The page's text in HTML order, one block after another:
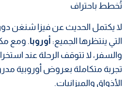
تُخطط باحتراف
لا يكتمل الحديث عن فيزا شنغن
التي ينتظرها الجميع: أوروبا. ومع
والسفر، لا تتوقف الرحلة عند
تجربة متكاملة بعروض أوروبية
الأذواق والميزانيات.